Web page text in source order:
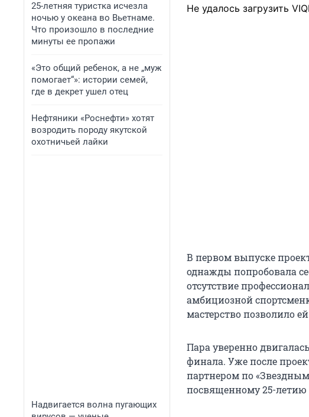
25-летняя туристка исчезла
ночью у океана во Вьетнаме.
Что произошло в последние
минуты ее пропажи
«Это общий ребенок, а не „муж
помогает“»: истории семей,
где в декрет ушел отец
Нефтяники «Роснефти» хотят
возродить породу якутской
охотничьей лайки
Надвигается волна пугающих
Не удалось загрузить
В первом выпуске
однажды попробовала
отсутствие
амбициозной
мастерство позволило
Пара уверенно
финала. Уже после
партнером по
посвященному 25-летию